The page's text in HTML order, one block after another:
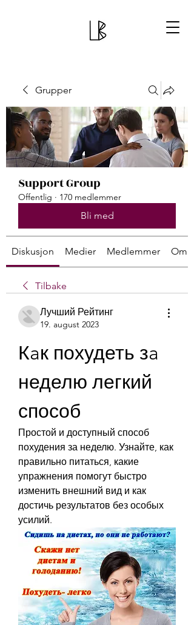
Grupper
Support Group
Offentlig · 170 medlemmer
Bli med
Diskusjon Medier Medlemmer Om
Tilbake
Лучший Рейтинг
19. august 2023
Кaк похудеть зa
неделю легкий
способ
Простой и доступный способ
похудения за неделю. Узнайте, как
правильно питаться, какие
упражнения помогут быстро
изменить внешний вид и как
достичь результатов без особых
усилий.